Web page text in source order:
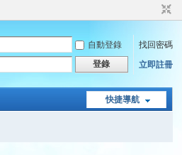
自動登錄
找回密碼
登錄 立即註冊
快捷導航